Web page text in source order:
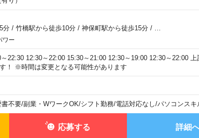
分/ 竹橋駅から徒歩10分/ 神保町駅から徒歩15分/ …
ワー
22:30 12:30～22:00 15:30～21:00 12:30～19:00 12:30～22:00
！ ※時間は変更となる可能性があります
不要/副業・WワークOK/シフト勤務/電話対応なし/パソコンスキ
応募する 詳細